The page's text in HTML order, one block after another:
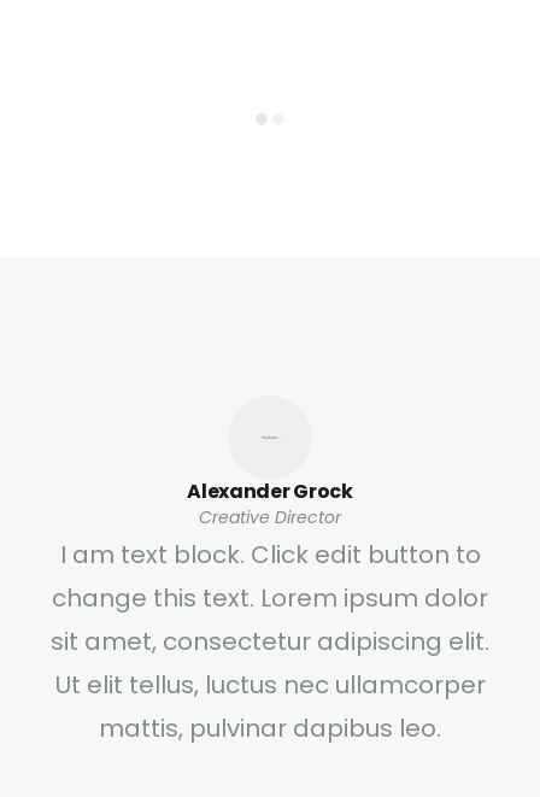
Alexander Grock
Creative Director
I am text block. Click edit button to
change this text. Lorem ipsum dolor
sit amet, consectetur adipiscing elit.
Ut elit tellus, luctus nec ullamcorper
mattis, pulvinar dapibus leo.